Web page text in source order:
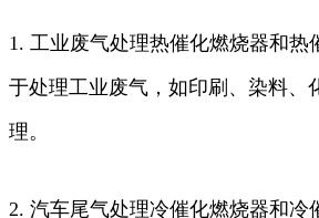
1. 工业废气处理热催化燃烧器和热
于处理工业废气，如印刷、染料、
理。
2. 汽车尾气处理冷催化燃烧器和冷